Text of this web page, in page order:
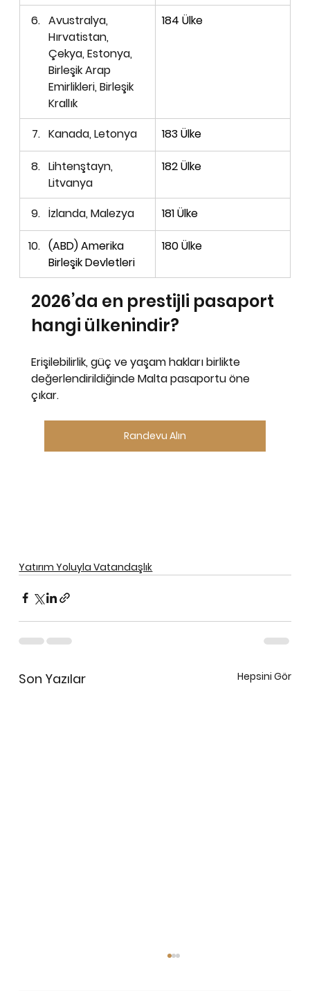
Avustralya,
Hırvatistan,
Çekya, Estonya,
Birleşik Arap
Emirlikleri, Birleşik
Krallık
184 Ülke
Kanada, Letonya 183 Ülke
Lihtenştayn,
Litvanya
182 Ülke
İzlanda, Malezya 181 Ülke
(ABD) Amerika
Birleşik Devletleri
180 Ülke
2026’da en prestijli pasaport
hangi ülkenindir?
Erişilebilirlik, güç ve yaşam hakları birlikte
değerlendirildiğinde Malta pasaportu öne
çıkar.
Randevu Alın
Yatırım Yoluyla Vatandaşlık
Son Yazılar Hepsini Gör